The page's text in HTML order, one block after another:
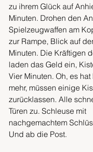
zu ihrem Glück auf
Minuten. Drohen den
Spielzeugwaffen am
zur Rampe, Blick auf
Minuten. Die Kräftigen
laden das Geld ein,
Vier Minuten. Oh, es
mehr, müssen einige
zurücklassen. Alle
Türen zu. Schleuse mit
nachgemachtem
Und ab die Post.